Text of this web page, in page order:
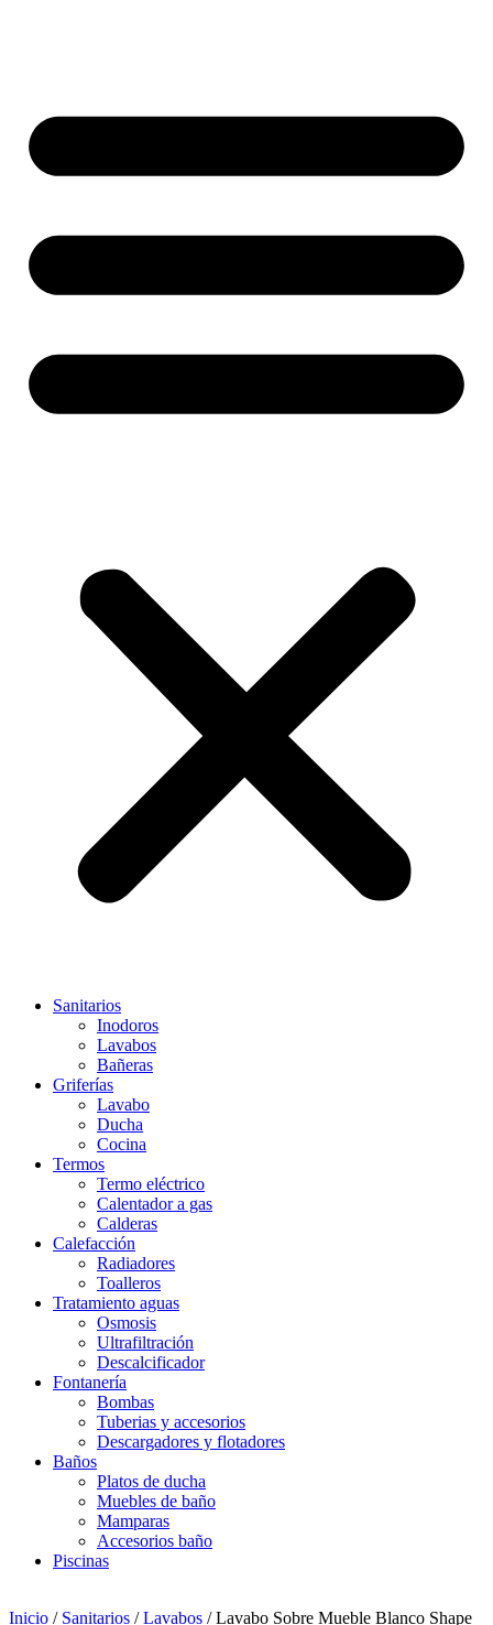
Sanitarios
Inodoros
Lavabos
Bañeras
Griferías
Lavabo
Ducha
Cocina
Termos
Termo eléctrico
Calentador a gas
Calderas
Calefacción
Radiadores
Toalleros
Tratamiento aguas
Osmosis
Ultrafiltración
Descalcificador
Fontanería
Bombas
Tuberias y accesorios
Descargadores y flotadores
Baños
Platos de ducha
Muebles de baño
Mamparas
Accesorios baño
Piscinas
Inicio / Sanitarios /Lavabos / Lavabo Sobre Mueble Blanco Shape